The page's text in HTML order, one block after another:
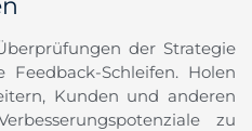
der Strategie
Schleifen. Holen
Kunden und anderen
zu